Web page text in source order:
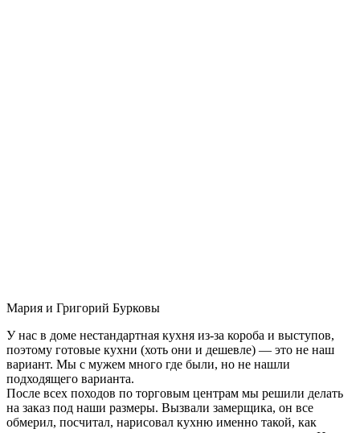
Мария и Григорий Бурковы
У нас в доме нестандартная кухня из-за короба и выступов,
поэтому готовые кухни (хоть они и дешевле) — это не наш
вариант. Мы с мужем много где были, но не нашли
подходящего варианта.
После всех походов по торговым центрам мы решили делать
на заказ под наши размеры. Вызвали замерщика, он все
обмерил, посчитал, нарисовал кухню именно такой, как